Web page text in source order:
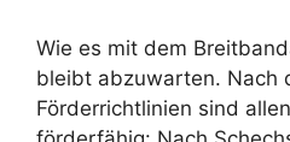
Wie es mit dem
bleibt abzuwarten. Nach
Förderrichtlinien sind